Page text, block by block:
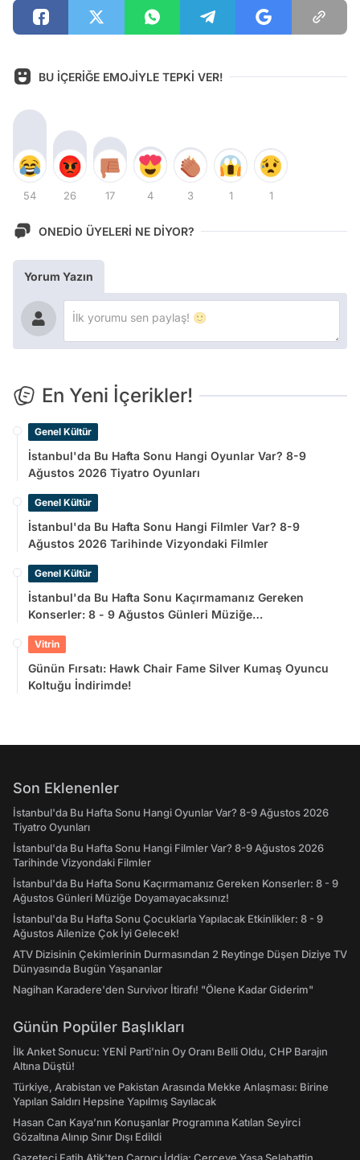
BU İÇERİĞE EMOJİYLE TEPKİ VER!
54 26 17 4 3 1 1
ONEDİO ÜYELERİ NE DİYOR?
Yorum Yazın
En Yeni İçerikler!
Genel Kültür
İstanbul'da Bu Hafta Sonu Hangi Oyunlar Var? 8-9
Ağustos 2026 Tiyatro Oyunları
Genel Kültür
İstanbul'da Bu Hafta Sonu Hangi Filmler Var? 8-9
Ağustos 2026 Tarihinde Vizyondaki Filmler
Genel Kültür
İstanbul'da Bu Hafta Sonu Kaçırmamanız Gereken
Konserler: 8 - 9 Ağustos Günleri Müziğe
Vitrin
Günün Fırsatı: Hawk Chair Fame Silver Kumaş Oyuncu
Koltuğu İndirimde!
Son Eklenenler
İstanbul'da Bu Hafta Sonu Hangi Oyunlar Var? 8-9 Ağustos 2026
Tiyatro Oyunları
İstanbul'da Bu Hafta Sonu Hangi Filmler Var? 8-9 Ağustos 2026
Tarihinde Vizyondaki Filmler
İstanbul'da Bu Hafta Sonu Kaçırmamanız Gereken Konserler: 8 - 9
Ağustos Günleri Müziğe Doyamayacaksınız!
İstanbul'da Bu Hafta Sonu Çocuklarla Yapılacak Etkinlikler: 8 - 9
Ağustos Ailenize Çok İyi Gelecek!
ATV Dizisinin Çekimlerinin Durmasından 2 Reytinge Düşen Diziye TV
Dünyasında Bugün Yaşananlar
Nagihan Karadere'den Survivor İtirafı! "Ölene Kadar Giderim"
Günün Popüler Başlıkları
İlk Anket Sonucu: YENİ Parti'nin Oy Oranı Belli Oldu, CHP Barajın
Altına Düştü!
Türkiye, Arabistan ve Pakistan Arasında Mekke Anlaşması: Birine
Yapılan Saldırı Hepsine Yapılmış Sayılacak
Hasan Can Kaya’nın Konuşanlar Programına Katılan Seyirci
Gözaltına Alınıp Sınır Dışı Edildi